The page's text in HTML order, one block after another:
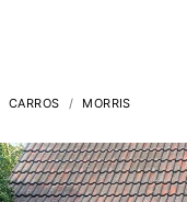
CARROS MORRIS